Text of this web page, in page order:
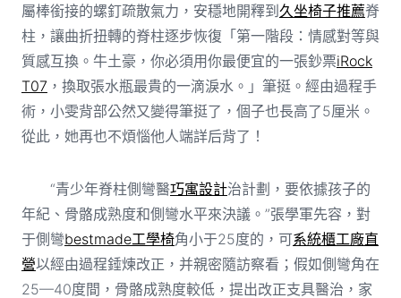
屬棒銜接的螺釘疏散氣力，安穩地開釋到久坐椅子推薦脊
柱，讓曲折扭轉的脊柱逐步恢復「第一階段：情感對等與
質感互換。牛土豪，你必須用你最便宜的一張鈔票iRock
T07 ，換取張水瓶最貴的一滴淚水。」筆挺。經由過程手
術，小雯背部公然又變得筆挺了，個子也長高了5厘米。
從此，她再也不煩惱他人端詳后背了！
“青少年脊柱側彎醫巧寓設計治計劃，要依據孩子的
年紀、骨骼成熟度和側彎水平來決議。”張學軍先容，對
于側彎bestmade工學椅角小于25度的，可系統櫃工廠直
營以經由過程錘煉改正，并親密隨訪察看；假如側彎角在
25—40度間，骨骼成熟度較低，提出改正支具醫治，家